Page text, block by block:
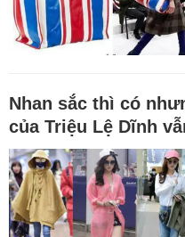
Nhan sắc thì có
của Triệu Lệ Dĩnh